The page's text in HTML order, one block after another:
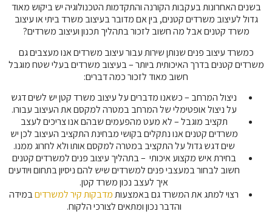
בשנים האחרונות בעקבות הקורנה והתקדמות הטכנולוגיה יש ביקוש מאוד
גדול לעיצוב משרדים קטנים, בין אם מדובר בעיצוב משרד ביתי או עיצוב
משרד קטנים אבל מה חשוב לזכור בתהליך תכנון ועיצוב משרדים?
כמשרד עיצוב פנים שנותן שירות עבור עיצוב משרדים אנו מעצבים גם
משרדים קטנים בדרך האיכותית ביותר – בעיצוב משרדים בעלי שטח מוגבל
חשוב מאוד לזכור כמה דברים:
ניצול המרחב – כשאנו מדברים על עיצוב משרד קטן יש לשים דגש
על ניצול אופטימלי של המרחב במטרה למקסם את העיצוב עבורו.
תקציב מוגבל – לא מעט מהפעמים שבהם אנו צריכים לעצב
משרדים קטנים אנו נתקלים בקושי מבחינת התקציב העיצוב לכן יש
שים דגש גדול על התקציב במטרה למקסם אותו ולא לחרוג ממנו.
בחירת איש מקצוע איכותי – בתהליך עיצוב פנים למשרדים קטנים
חשוב לבחור במעצבי פנים למשרדים שיש להם ניסיון בתחום ויודעים
איך לעצב נכון משרד קטן.
רצוי למתג את המשרד גם באמצעותמדבקות קיר למשרדיםבמידה
והדבר נכון ומתאים לצורכי הלקוח.